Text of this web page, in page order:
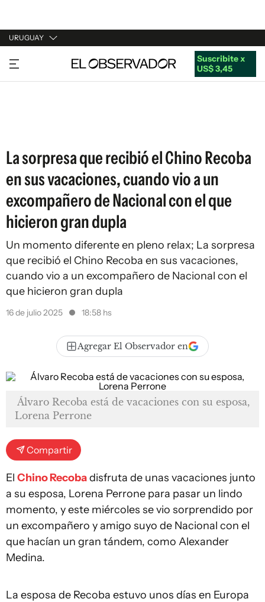
URUGUAY
URUGUAY
ARGENTINA
Suscribite x
US$ 3,45
La sorpresa que recibió el Chino Recoba
en sus vacaciones, cuando vio a un
excompañero de Nacional con el que
hicieron gran dupla
Un momento diferente en pleno relax; La sorpresa
que recibió el Chino Recoba en sus vacaciones,
cuando vio a un excompañero de Nacional con el
que hicieron gran dupla
16 de julio 2025 18:58 hs
Agregar El Observador en
Álvaro Recoba está de vacaciones con su esposa,
Lorena Perrone
Compartir
El Chino Recobadisfruta de unas vacaciones junto
a su esposa, Lorena Perrone para pasar un lindo
momento, y este miércoles se vio sorprendido por
un excompañero y amigo suyo de Nacional con el
que hacían un gran tándem, como Alexander
Medina.
La esposa de Recoba estuvo unos días en Europa